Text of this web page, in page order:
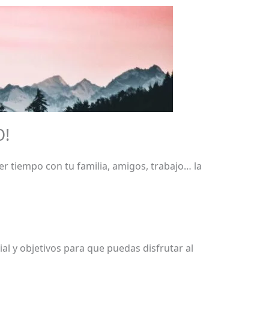
tiempo con tu familia, amigos, trabajo… la
y objetivos para que puedas disfrutar al